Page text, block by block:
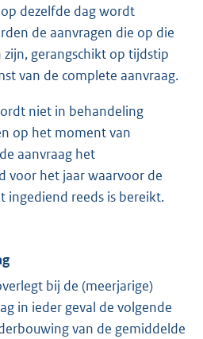
dezelfde dag wordt
de aanvragen die op die
gerangschikt op tijdstip
van de complete aanvraag.
niet in behandeling
op het moment van
aanvraag het
voor het jaar waarvoor de
ingediend reeds is bereikt.
bij de (meerjarige)
in ieder geval de volgende
van de gemiddelde